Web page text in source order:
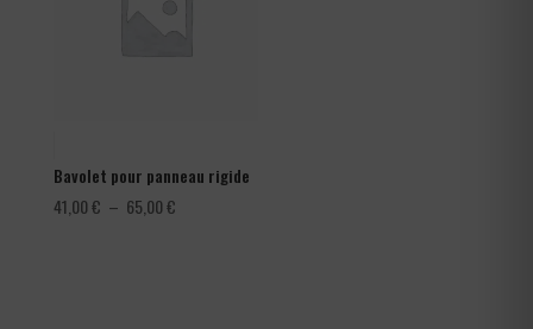
Bavolet pour panneau rigide
41,00€ – 65,00€Plage